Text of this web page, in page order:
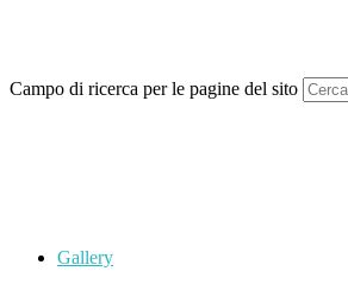
Campo di ricerca per le pagine del sito
Gallery